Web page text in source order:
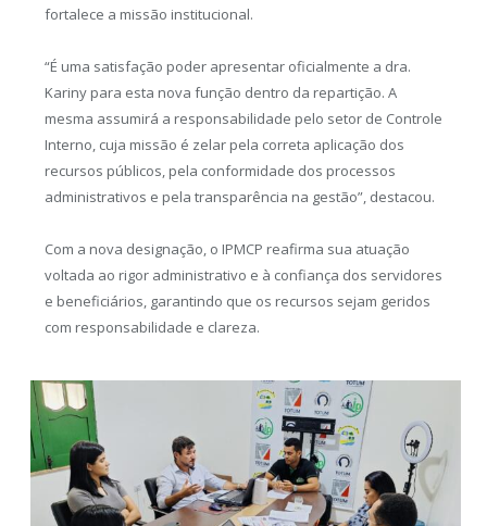
fortalece a missão institucional.
“É uma satisfação poder apresentar oficialmente a dra.
Kariny para esta nova função dentro da repartição. A
mesma assumirá a responsabilidade pelo setor de Controle
Interno, cuja missão é zelar pela correta aplicação dos
recursos públicos, pela conformidade dos processos
administrativos e pela transparência na gestão”, destacou.
Com a nova designação, o IPMCP reafirma sua atuação
voltada ao rigor administrativo e à confiança dos servidores
e beneficiários, garantindo que os recursos sejam geridos
com responsabilidade e clareza.